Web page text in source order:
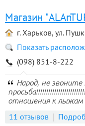
Магазин
г. Харьков, ул.
Показать
(098) 851-8-222
Народ, не
отношения к лыжам
11 отзывов